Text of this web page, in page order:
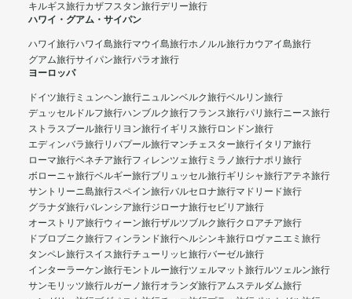
キルギス旅行カザフスタン旅行デリー旅行
ハワイ・グアム・サイパン
ハワイ旅行ハワイ島旅行マウイ島旅行ホノルル旅行カウアイ島旅行
グアム旅行サイパン旅行パラオ旅行
ヨーロッパ
ドイツ旅行 ミュンヘン旅行ニュルンベルク旅行ベルリン旅行
デュッセルドルフ旅行ハンブルク旅行フランス旅行パリ旅行ニース旅行
ストラスブール旅行リヨン旅行イギリス旅行ロンドン旅行
エディンバラ旅行リバプール旅行マンチェスター旅行イタリア旅行
ローマ旅行ベネチア旅行フィレンツェ旅行 ミラノ旅行ナポリ旅行
ボローニャ旅行ベルギー旅行ブリュッセル旅行ギリシャ旅行アテネ旅行
サントリーニ島旅行スペイン旅行バルセロナ旅行マドリード旅行
グラナダ旅行バレンシア旅行ジローナ旅行セビリア旅行
オーストリア旅行ウィーン旅行ザルツブルク旅行クロアチア旅行
ドブロブニク旅行フィンランド旅行ヘルシンキ旅行ロヴァニエミ旅行
タンペレ旅行スイス旅行チューリッヒ旅行バーゼル旅行
インターラーケン旅行モントルー旅行ツェルマット旅行ルツェルン旅行
サンモリッツ旅行ルガーノ旅行オランダ旅行アムステルダム旅行